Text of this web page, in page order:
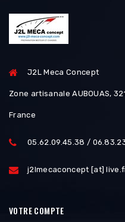
J2L Meca Concept
Zone artisanale AUBOUAS,
France
05.62.09.45.38 /
j2lmecaconcept [at]
VOTRE COMPTE